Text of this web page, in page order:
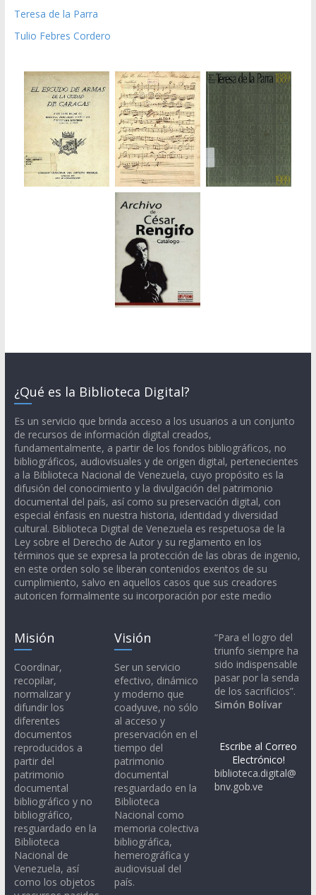
Teresa de la Parra
Tulio Febres Cordero
¿Qué es la Biblioteca Digital?
Es un servicio que brinda acceso a los usuarios a un conjunto
de recursos de información digital creados,
fundamentalmente, a partir de los fondos bibliográficos, no
bibliográficos, audiovisuales y de origen digital, pertenecientes
a la Biblioteca Nacional de Venezuela, cuyo propósito es la
difusión del conocimiento y la divulgación del patrimonio
documental del país, así como su preservación digital, con
especial énfasis en nuestra historia, identidad y diversidad
cultural. Biblioteca Digital de Venezuela es respetuosa de la
Ley sobre el Derecho de Autor y su reglamento en los
términos que se expresa la protección de las obras de ingenio,
en este orden solo se liberan contenidos exentos de su
cumplimiento, salvo en aquellos casos que sus creadores
autoricen formalmente su incorporación por este medio
Misión
Coordinar,
recopilar,
normalizar y
difundir los
diferentes
documentos
reproducidos a
partir del
patrimonio
documental
bibliográfico y no
bibliográfico,
resguardado en la
Biblioteca
Nacional de
Venezuela, así
como los objetos
Visión
Ser un servicio
efectivo, dinámico
y moderno que
coadyuve, no sólo
al acceso y
preservación en el
tiempo del
patrimonio
documental
resguardado en la
Biblioteca
Nacional como
memoria colectiva
bibliográfica,
hemerográfica y
audiovisual del
país.
“Para el logro del
triunfo siempre ha
sido indispensable
pasar por la senda
de los sacrificios”.
Simón Bolívar
Escribe al Correo
Electrónico!
biblioteca.digital@
bnv.gob.ve